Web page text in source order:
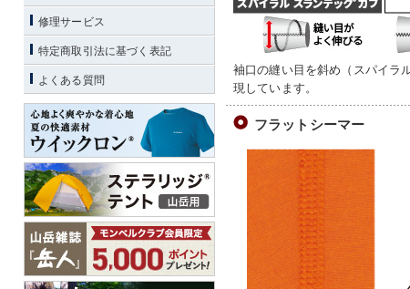
袖口の縫い目を斜め（スパイラ
現しています。
フラットシーマー
修理サービス
特定商取引法に基づく表記
よくある質問